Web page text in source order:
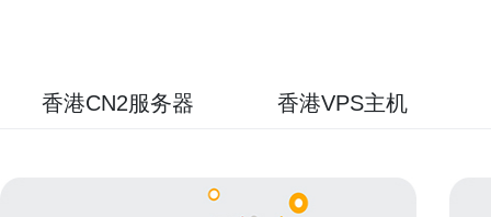
香港CN2服务器 香港VPS主机